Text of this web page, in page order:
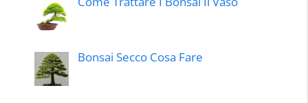
Bonsai Secco Cosa Fare